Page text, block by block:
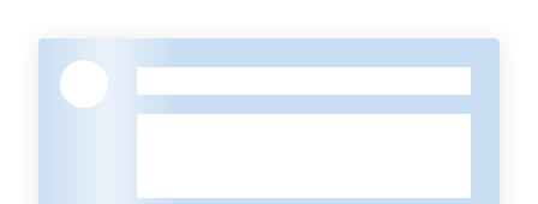
Vivere
l'Unione